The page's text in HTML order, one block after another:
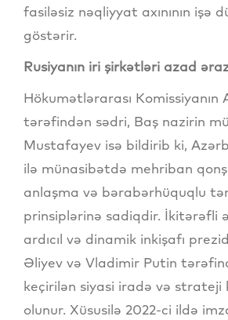
fasiləsiz nəqliyyat axınının işə
göstərir.
Rusiyanın iri şirkətləri azad
Hökumətlərarası Komissiyanın
tərəfindən sədri, Baş nazirin
Mustafayev isə bildirib ki,
ilə münasibətdə mehriban
anlaşma və bərabərhüquqlu
prinsiplərinə sadiqdir. İkitərəfli
ardıcıl və dinamik inkişafı
Əliyev və Vladimir Putin
keçirilən siyasi iradə və strateji
olunur. Xüsusilə 2022-ci ildə